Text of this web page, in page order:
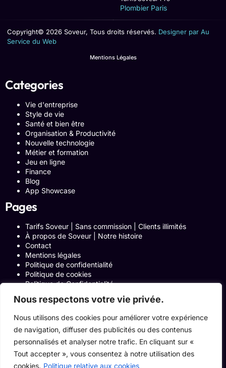
Nous respectons votre vie privée.
Nous utilisons des cookies pour améliorer votre expérience
de navigation, diffuser des publicités ou des contenus
personnalisés et analyser notre trafic. En cliquant sur «
Tout accepter », vous consentez à notre utilisation des
cookies. Politique relative aux cookies
Plombier Paris
Copyright© 2026 Soveur, Tous droits réservés. Designer par Au
Service du Web
Mentions Légales
Categories
Vie d'entreprise
Style de vie
Santé et bien être
Organisation & Productivité
Nouvelle technologie
Métier et formation
Jeu en ligne
Finance
Blog
App Showcase
Pages
Tarifs Soveur | Sans commission | Clients illimités
À propos de Soveur | Notre histoire
Contact
Mentions légales
Politique de confidentialité
Politique de cookies
Politique de Confidentialité
Blog
Programme Affiliation
Conditions générales d’utilisation
ACCUEIL
Onglets Zone Affilié
Le Blog